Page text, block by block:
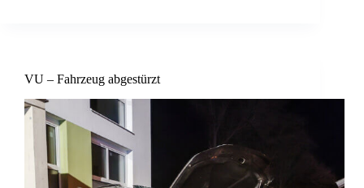
VU – Fahrzeug abgestürzt